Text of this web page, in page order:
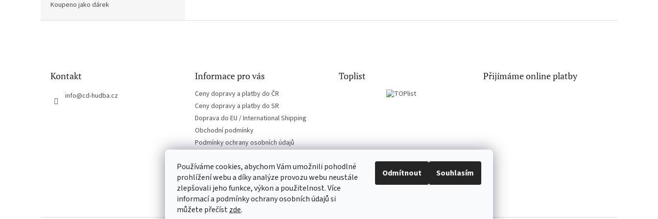
Používáme cookies, abychom Vám umožnili pohodlné
prohlížení webu a díky analýze provozu webu neustále
zlepšovali jeho funkce, výkon a použitelnost. Více
informací a podmínky ochrany osobních údajů si
můžete přečístzde.
Odmítnout Souhlasím
Koupeno jako dárek
Kontakt
info@cd-hudba.cz
Informace pro vás
Ceny dopravy a platby do ČR
Ceny dopravy a platby do SR
Doprava do EU / International Shipping
Obchodní podmínky
Podmínky ochrany osobních údajů
Toplist Přijímáme online platby
EN-filmy.cz CD-Soundtrack.cz